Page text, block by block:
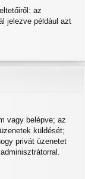
az
jelezve például azt
vagy belépve; az
küldését;
privát üzenetet